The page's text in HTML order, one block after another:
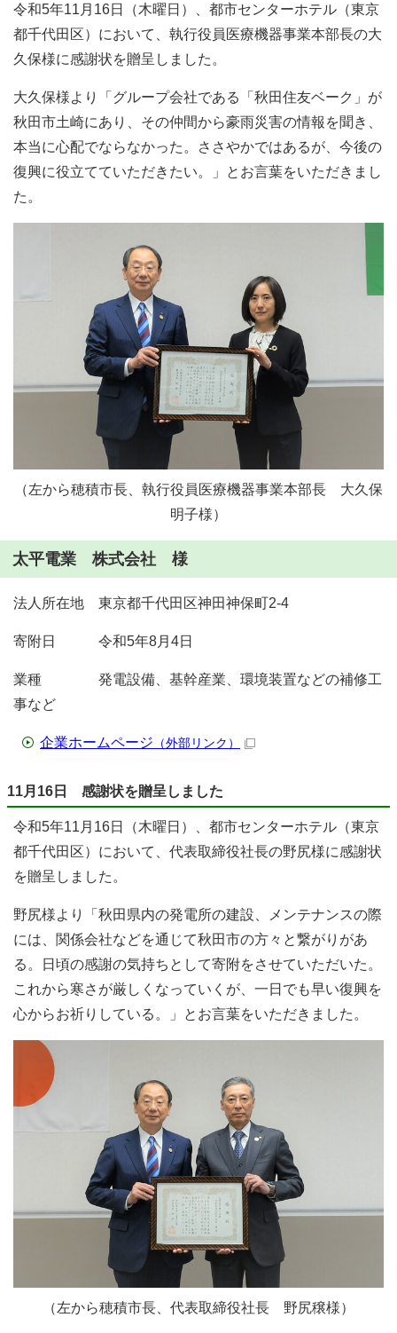
令和5年11月16日（木曜日）、都市センターホテル（東京
都千代田区）において、執行役員医療機器事業本部長の大
久保様に感謝状を贈呈しました。
大久保様より「グループ会社である「秋田住友ベーク」が
秋田市土崎にあり、その仲間から豪雨災害の情報を聞き、
本当に心配でならなかった。ささやかではあるが、今後の
復興に役立てていただきたい。」とお言葉をいただきまし
た。
（左から穂積市長、執行役員医療機器事業本部長 大久保
明子様）
太平電業 株式会社 様
法人所在地 東京都千代田区神田神保町2-4
寄附日 令和5年8月4日
業種 発電設備、基幹産業、環境装置などの補修工
事など
企業ホームページ （外部リンク）
11月16日 感謝状を贈呈しました
令和5年11月16日（木曜日）、都市センターホテル（東京
都千代田区）において、代表取締役社長の野尻様に感謝状
を贈呈しました。
野尻様より「秋田県内の発電所の建設、メンテナンスの際
には、関係会社などを通じて秋田市の方々と繋がりがあ
る。日頃の感謝の気持ちとして寄附をさせていただいた。
これから寒さが厳しくなっていくが、一日でも早い復興を
心からお祈りしている。」とお言葉をいただきました。
（左から穂積市長、代表取締役社長 野尻穣様）